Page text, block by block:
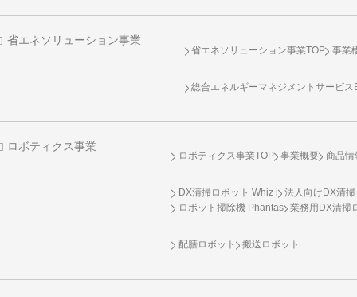
省エネソリューション事業
省エネソリューション事業TOP 事業
総合エネルギーマネジメントサービ
ロボティクス事業
ロボティクス事業TOP 事業概要 商品情
DX清掃ロボット Whiz i
法人向けDX清
ロボット掃除機 Phantas
業務用DX清掃
配膳ロボット 搬送ロボット